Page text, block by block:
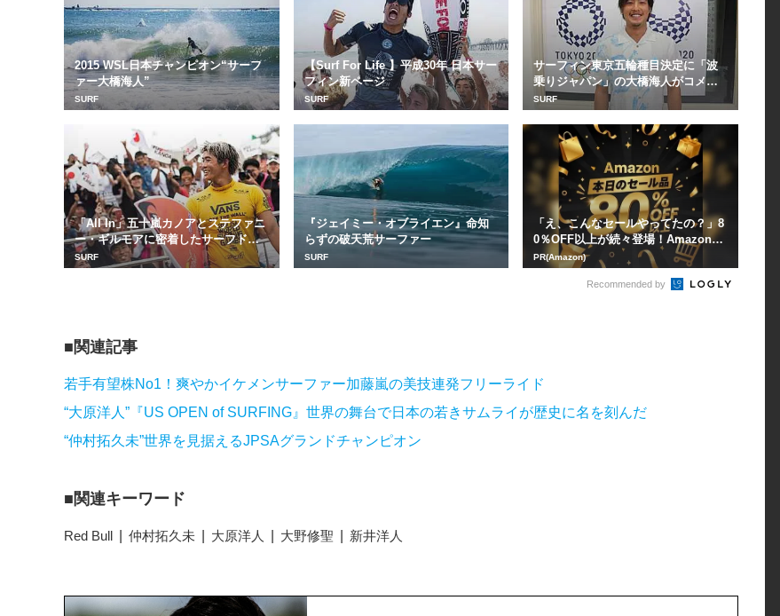
2015 WSL日本チャンピオン“サーフ
ァー大橋海人”
SURF
【Surf For Life 】平成30年 日本サー
フィン新ページ
SURF
サーフィン東京五輪種目決定に「波
乗りジャパン」の大橋海人がコメン
ト
SURF
「All In」五十嵐カノアとステファニ
ー・ギルモアに密着したサーフドキ
ュメンタ...
SURF
『ジェイミー・オブライエン』命知
らずの破天荒サーファー
SURF
「え、こんなセールやってたの？」8
0％OFF以上が続々登場！Amazonの
本気が...
PR(Amazon)
Recommended by
関連記事
若手有望株No1！爽やかイケメンサーファー加藤嵐の美技連発フリーライド
“大原洋人”『US OPEN of SURFING』世界の舞台で日本の若きサムライが歴史に名を刻んだ
“仲村拓久未”世界を見据えるJPSAグランドチャンピオン
関連キーワード
Red Bull 仲村拓久未 大原洋人 大野修聖 新井洋人